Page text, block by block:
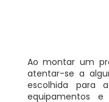
Ao montar um
atentar-se a
escolhida para
equipamentos e